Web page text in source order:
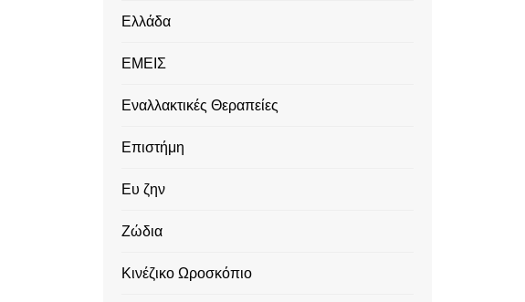
Ελλάδα
ΕΜΕΙΣ
Εναλλακτικές Θεραπείες
Επιστήμη
Ευ ζην
Ζώδια
Κινέζικο Ωροσκόπιο